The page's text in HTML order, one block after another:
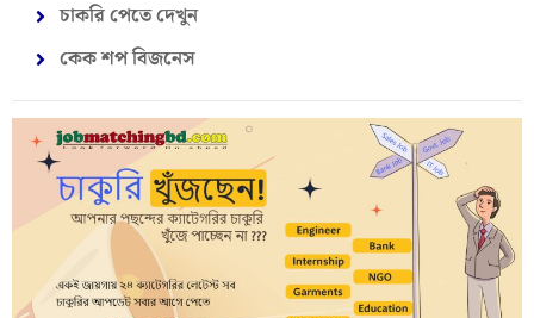
চাকরি পেতে দেখুন
কেক শপ বিজনেস